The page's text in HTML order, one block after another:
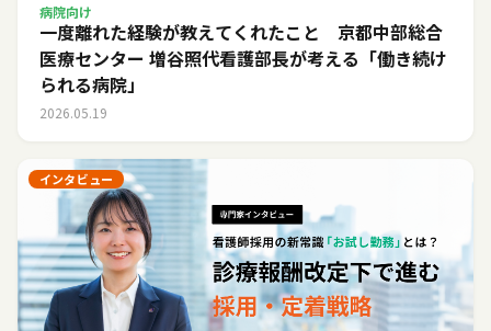
病院向け
一度離れた経験が教えてくれたこと 京都中部総合
医療センター 増谷照代看護部長が考える「働き続け
られる病院」
2026.05.19
インタビュー